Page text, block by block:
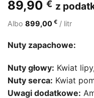
89,90 € z
Albo 899,00 € / litr
Nuty zapachowe:
Nuty głowy: Kwiat
Nuty serca: Kwiat
Uwagi dodatkowe: